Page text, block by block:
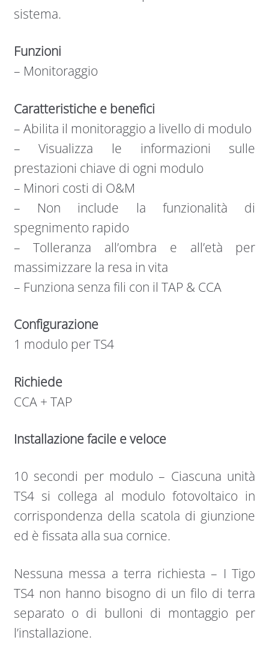
sistema.
Funzioni
– Monitoraggio
Caratteristiche e benefici
– Abilita il monitoraggio a livello di modulo
– Visualizza le informazioni sulle
prestazioni chiave di ogni modulo
– Minori costi di O&M
– Non include la funzionalità di
spegnimento rapido
– Tolleranza all’ombra e all’età per
massimizzare la resa in vita
– Funziona senza fili con il TAP & CCA
Configurazione
1 modulo per TS4
Richiede
CCA + TAP
Installazione facile e veloce
10 secondi per modulo – Ciascuna unità
TS4 si collega al modulo fotovoltaico in
corrispondenza della scatola di giunzione
ed è fissata alla sua cornice.
Nessuna messa a terra richiesta – I Tigo
TS4 non hanno bisogno di un filo di terra
separato o di bulloni di montaggio per
l’installazione.